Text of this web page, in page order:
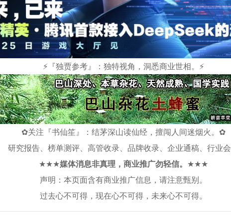
⚡『独贾参考』：独特视角，洞悉商业世相。 ⚡
✿关注『书仙笙』：结茅深山读仙经，擅闯人间迷烟火。 ✿
研究报告、榜单测评、高管收录、品牌收录、企业通稿、行业
★★★媒体消息非真理，商业推广勿轻信。 ★★★
声明：本页面含有商业推广信息，请注意甄别。
过去心不可得，现在心不可得，未来心不可得。